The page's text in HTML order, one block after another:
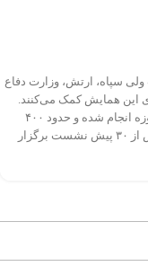
سپاه، ارتش، وزارت دفاع
این همایش کمک می‌کنند.
البته قبل از همایش اصلی یکسری کار علمی در این حوزه انجام شده و حدود ۴۰۰
مقاله دریافت و هر کدام از دانشگاه‌ها و سازمان‌ها بیش از ۳۰ پیش نشست برگزار